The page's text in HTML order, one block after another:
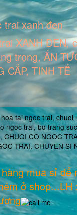
xanh đen
XANH ĐEN,
trọng, ẤN
CẤP, TINH TẾ
hoa tai ngoc trai, chuoi
ngoc trai, bo trang
, CHUOI CO NGOC
TRAI,CHUYEN SI
mua sỉ để
ở shop...LH